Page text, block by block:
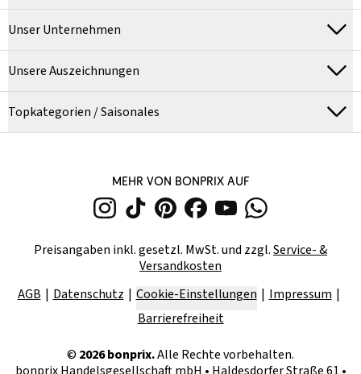
Unser Unternehmen
Unsere Auszeichnungen
Topkategorien / Saisonales
MEHR VON BONPRIX AUF
Preisangaben inkl. gesetzl. MwSt. und zzgl.Service- &
Versandkosten
AGB
Datenschutz Cookie-Einstellungen
Impressum
Barrierefreiheit
© 2026bonprix.Alle Rechte vorbehalten.